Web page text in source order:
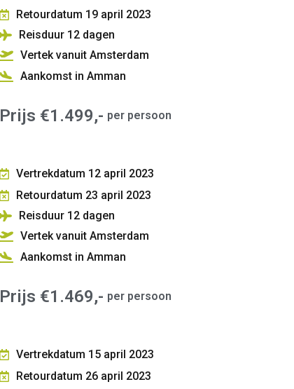
Retourdatum 19 april 2023
Reisduur 12dagen
Vertek vanuit Amsterdam
Aankomst in Amman
Prijs €1.499,- per persoon
Vertrekdatum 12 april 2023
Retourdatum 23 april 2023
Reisduur 12dagen
Vertek vanuit Amsterdam
Aankomst in Amman
Prijs €1.469,- per persoon
Vertrekdatum 15 april 2023
Retourdatum 26 april 2023